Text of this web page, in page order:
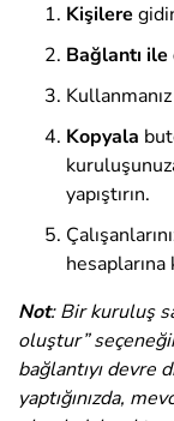
Kişilere
Bağlantı
Kopyala
yapıştırın.
hesaplarına
Not: Bir kuruluş
oluştur”
bağlantıyı devre
yaptığınızda,